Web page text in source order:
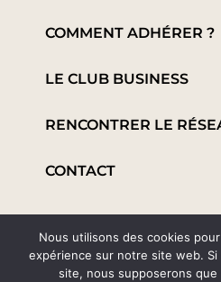
COMMENT ADHÉRER ?
LE CLUB BUSINESS
RENCONTRER LE
CONTACT
Copyright © 2025 Agir
Politique de
Nous utilisons des cookies
expérience sur notre site web.
site, nous supposerons